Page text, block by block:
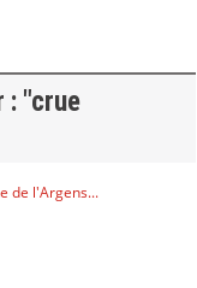
: "crue
de l'Argens...